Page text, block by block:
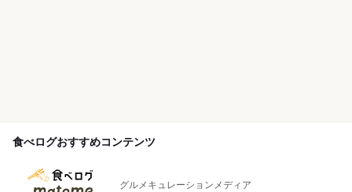
食べログおすすめコンテンツ
グルメキュレーションメディア